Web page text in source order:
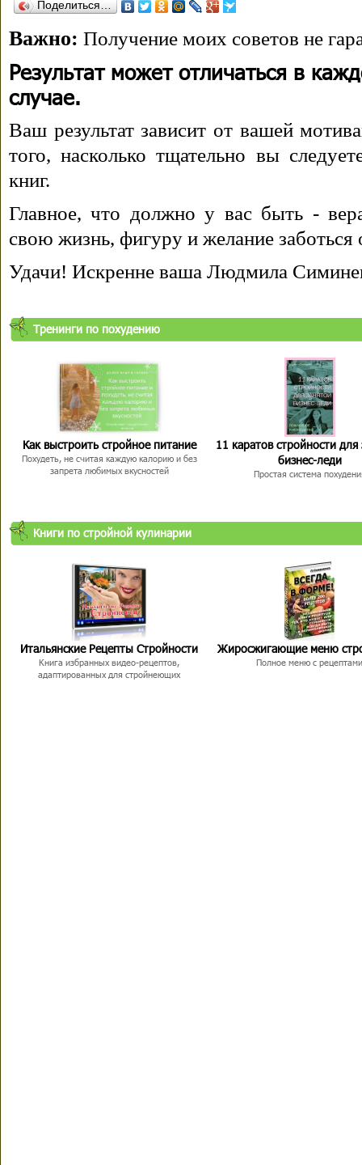
Поделиться…
Важно: Получение моих советов не
Результат может отличаться в
случае.
Ваш результат зависит от вашей
того, насколько тщательно вы
книг.
Главное, что должно у вас быть -
свою жизнь, фигуру и желание заботься
Удачи! Искренне ваша Людмила
Тренинги по похудению
Как выстроить стройное питание
Похудеть, не считая каждую калорию и без
запрета любимых вкусностей
11 каратов стройности для
бизнес-леди
Простая система
Книги по стройной кулинарии
Итальянские Рецепты Стройности
Книга избранных видео-рецептов,
адаптированных для стройнеющих
Жиросжигающие меню
Полное меню с рецептами